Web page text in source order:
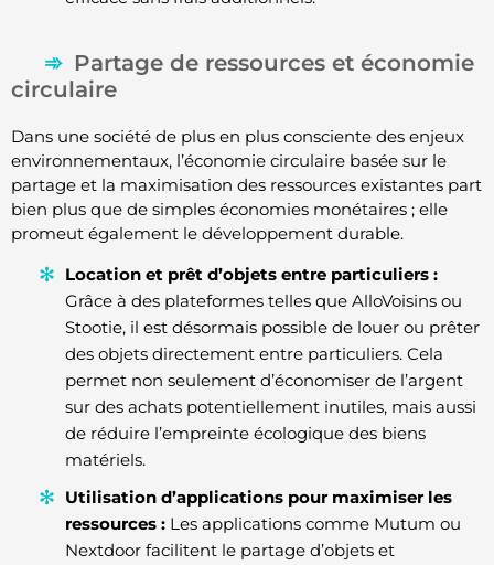
Partage de ressources et économie
circulaire
Dans une société de plus en plus consciente des enjeux
environnementaux, l’économie circulaire basée sur le
partage et la maximisation des ressources existantes part
bien plus que de simples économies monétaires ; elle
promeut également le développement durable.
Location et prêt d’objets entre particuliers :
Grâce à des plateformes telles que AlloVoisins ou
Stootie, il est désormais possible de louer ou prêter
des objets directement entre particuliers. Cela
permet non seulement d’économiser de l’argent
sur des achats potentiellement inutiles, mais aussi
de réduire l’empreinte écologique des biens
matériels.
Utilisation d’applications pour maximiser les
ressources : Les applications comme Mutum ou
Nextdoor facilitent le partage d’objets et